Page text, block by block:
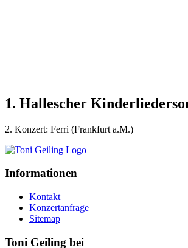
1. Hallescher
2. Konzert: Ferri (Frankfurt a.M.)
Informationen
Kontakt
Konzertanfrage
Sitemap
Toni Geiling bei